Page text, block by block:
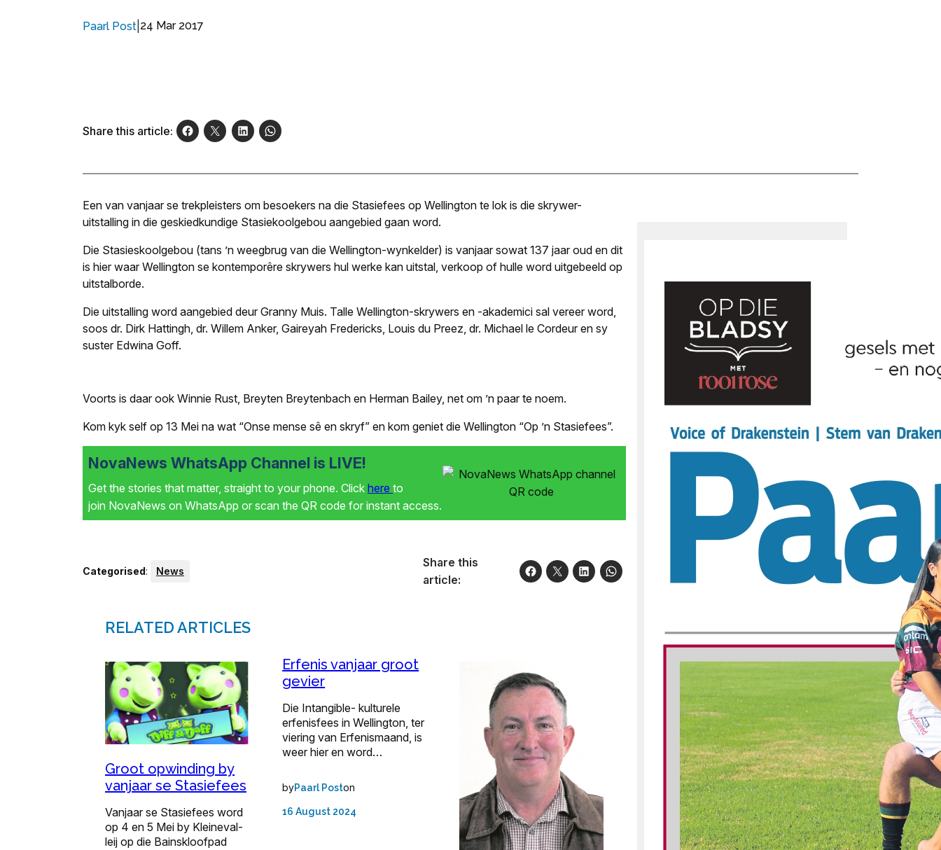
Paarl Post 24 Mar 2017
Share this article:
Een van vanjaar se trekpleisters om besoekers na die Stasiefees op Wellington te lok is die skrywer-
uitstalling in die geskiedkundige Stasiekoolgebou aangebied gaan word.
Die Stasieskoolgebou (tans ’n weegbrug van die Wellington-wynkelder) is vanjaar sowat 137 jaar oud en dit
is hier waar Wellington se kontemporêre skrywers hul werke kan uitstal, verkoop of hulle word uitgebeeld op
uitstalborde.
Die uitstalling word aangebied deur Granny Muis. Talle Wellington-skrywers en -akademici sal vereer word,
soos dr. Dirk Hattingh, dr. Willem Anker, Gaireyah Fredericks, Louis du Preez, dr. Michael le Cordeur en sy
suster Edwina Goff.
Voorts is daar ook Winnie Rust, Breyten Breytenbach en Herman Bailey, net om ’n paar te noem.
Kom kyk self op 13 Mei na wat “Onse mense sê en skryf” en kom geniet die Wellington “Op ’n Stasiefees”.
NovaNews WhatsApp Channel is LIVE!
Get the stories that matter, straight to your phone. Click here to
join NovaNews on WhatsApp or scan the QR code for instant access.
Categorised: News
Share this
article:
RELATED ARTICLES
Groot opwinding by
vanjaar se Stasiefees
Vanjaar se Stasiefees word
op 4 en 5 Mei by Kleineval­
leij op die Bainskloofpad
Erfenis vanjaar groot
gevier
Die Intangible- kulturele
erfenisfees in Wellington, ter
viering van Erfenismaand, is
weer hier en word…
byPaarl Poston
16 August 2024